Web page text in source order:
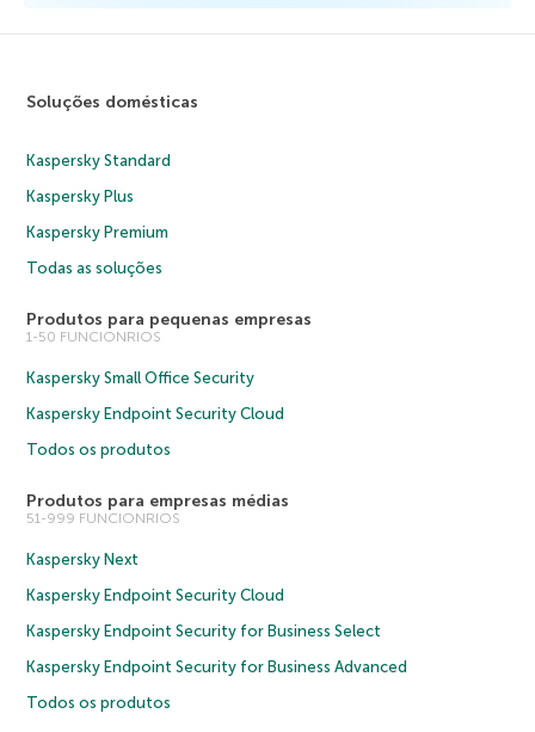
Soluções domésticas
Kaspersky Standard
Kaspersky Plus
Kaspersky Premium
Todas as soluções
Produtos para pequenas empresas
1-50 FUNCIONRIOS
Kaspersky Small Office Security
Kaspersky Endpoint Security Cloud
Todos os produtos
Produtos para empresas médias
51-999 FUNCIONRIOS
Kaspersky Next
Kaspersky Endpoint Security Cloud
Kaspersky Endpoint Security for Business Select
Kaspersky Endpoint Security for Business Advanced
Todos os produtos